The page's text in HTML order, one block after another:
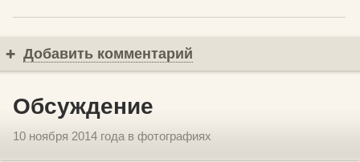
Добавить комментарий
Обсуждение
10 ноября 2014 года в фотографиях